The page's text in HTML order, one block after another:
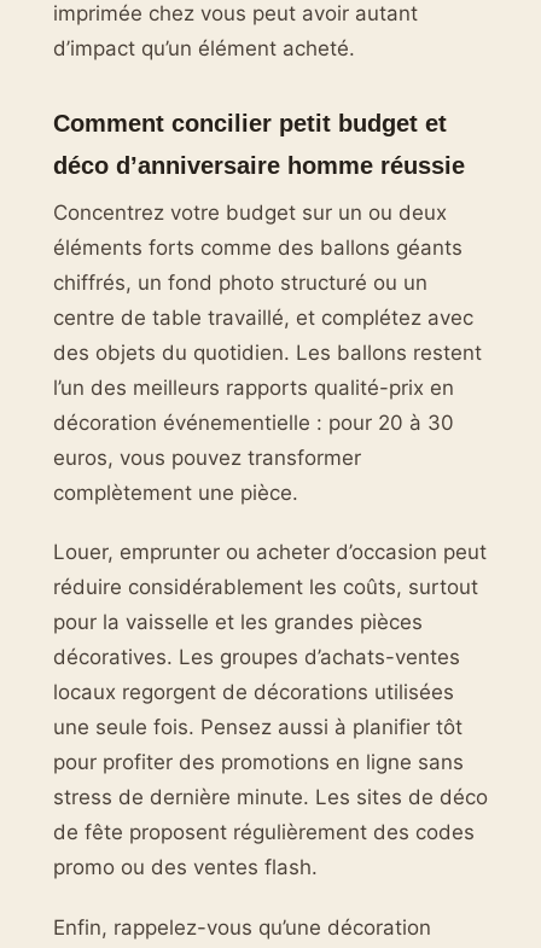
imprimée chez vous peut avoir autant
d’impact qu’un élément acheté.
Comment concilier petit budget et
déco d’anniversaire homme réussie
Concentrez votre budget sur un ou deux
éléments forts comme des ballons géants
chiffrés, un fond photo structuré ou un
centre de table travaillé, et complétez avec
des objets du quotidien. Les ballons restent
l’un des meilleurs rapports qualité-prix en
décoration événementielle : pour 20 à 30
euros, vous pouvez transformer
complètement une pièce.
Louer, emprunter ou acheter d’occasion peut
réduire considérablement les coûts, surtout
pour la vaisselle et les grandes pièces
décoratives. Les groupes d’achats-ventes
locaux regorgent de décorations utilisées
une seule fois. Pensez aussi à planifier tôt
pour profiter des promotions en ligne sans
stress de dernière minute. Les sites de déco
de fête proposent régulièrement des codes
promo ou des ventes flash.
Enfin, rappelez-vous qu’une décoration